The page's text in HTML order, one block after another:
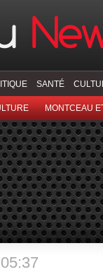
SANTÉ
MONTCEAU